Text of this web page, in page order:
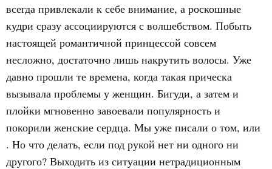
всегда привлекали к себе внимание, а роскошные
кудри сразу ассоциируются с волшебством. Побыть
настоящей романтичной принцессой совсем
несложно, достаточно лишь накрутить волосы. Уже
давно прошли те времена, когда такая прическа
вызывала проблемы у женщин. Бигуди, а затем и
плойки мгновенно завоевали популярность и
покорили женские сердца. Мы уже писали о том, или
. Но что делать, если под рукой нет ни одного ни
другого? Выходить из ситуации нетрадиционным